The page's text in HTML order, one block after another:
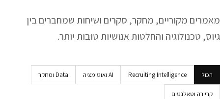
מחקר, סקרים ושיחות שמחברים בין
והחלטות אנושיות טובות יותר.
Recruiting AI ואוטומציה Data ומחקר